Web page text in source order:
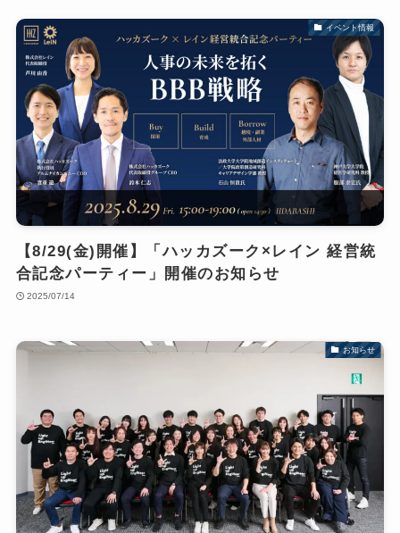
イベント情報
【8/29(金)開催】「ハッカズーク×レイン 経営統
合記念パーティー」開催のお知らせ
2025/07/14
お知らせ